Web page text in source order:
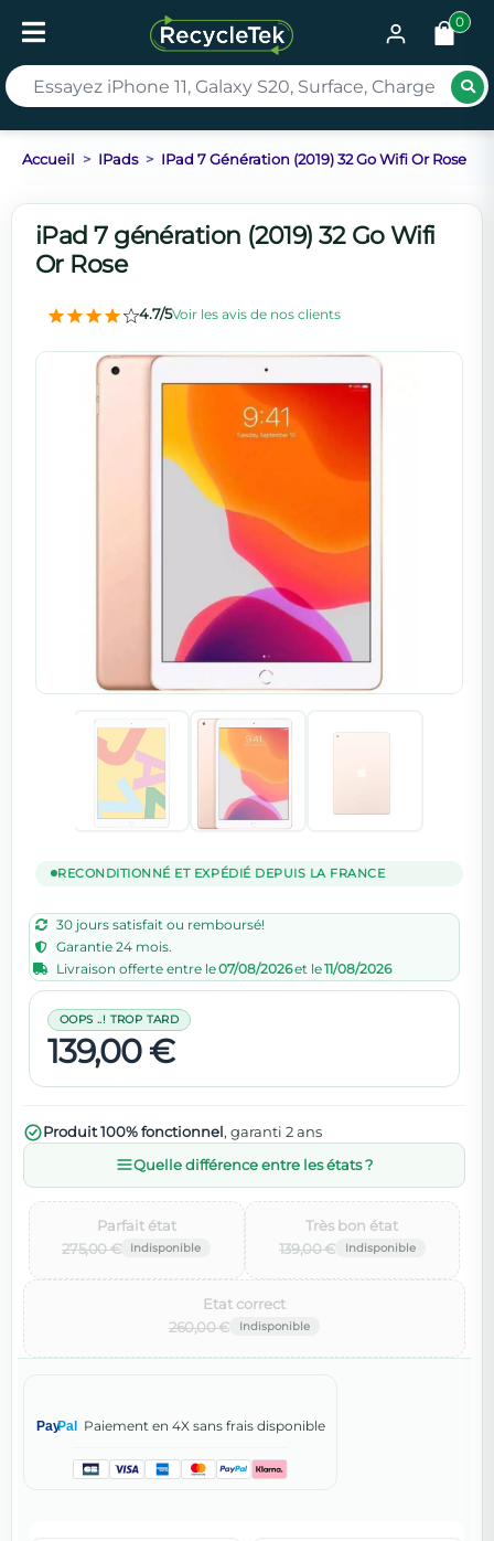
0
Accueil IPads IPad 7 Génération (2019) 32 Go Wifi Or Rose
iPad 7 génération (2019) 32 Go Wifi
Or Rose
4.7/5Voir les avis de nos clients
RECONDITIONNÉ ET EXPÉDIÉ DEPUIS LA FRANCE
30 jours satisfait ou remboursé!
Garantie 24 mois.
Livraison offerte entre le07/08/2026et le11/08/2026
139,00 €
OOPS ..! TROP TARD
Produit 100% fonctionnel, garanti 2 ans
Quelle différence entre les états ?
275,00 €
Parfait état‌
139,00 €
Très bon état‌
260,00 €
Etat correct‌
PayPal Paiement en 4X sans frais disponible